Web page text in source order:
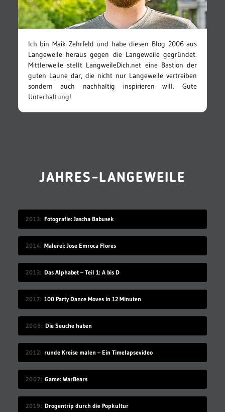
Ich bin Maik Zehrfeld und habe diesen Blog 2006 aus
Langeweile heraus gegen die Langeweile gegründet.
Mittlerweile stellt LangweileDich.net eine Bastion der
guten Laune dar, die nicht nur Langeweile vertreiben
sondern auch nachhaltig inspirieren will. Gute
Unterhaltung!
JAHRES-LANGEWEILE
2013 Fotografie: Jascha Babusek
2014 Malerei: Jose Emroca Flores
2013 Das Alphabet – Teil 1: A bis D
2017 100 Party Dance Moves in 12 Minuten
2008 Die Seuche haben
2012 runde Kreise malen – Ein Timelapsevideo
2007 Game: WarBears
2019 Drogentrip durch die Popkultur